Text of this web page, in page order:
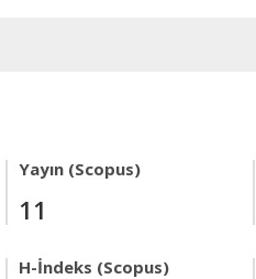
Yayın (Scopus)
11
H-İndeks (Scopus)